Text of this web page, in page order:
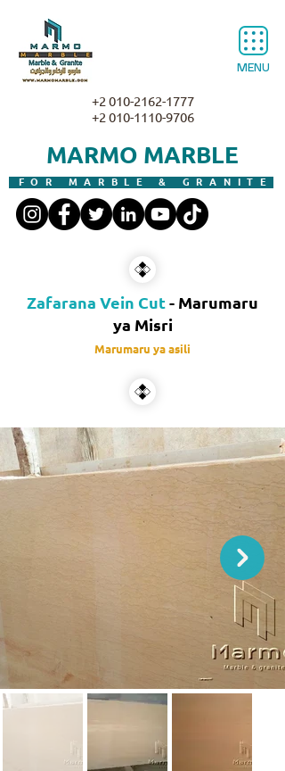
MENU
MARMO MARBLE
FOR MARBLE & GRANITE
+2 010-2162-1777
+2 010-1110-9706
Zafarana Vein Cut- Marumaru
ya Misri
Marumaru ya asili